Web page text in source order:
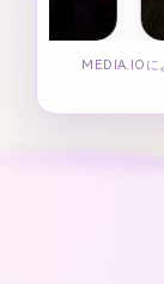
MEDIA.IOに